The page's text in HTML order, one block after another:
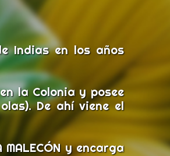
Indias en los años
la Colonia y posee
De ahí viene el
y encarga